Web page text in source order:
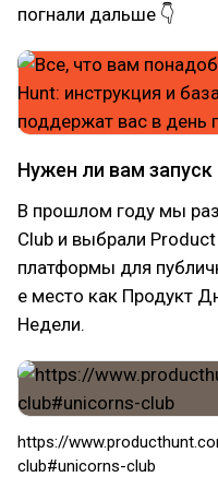
погнали дальше 👇
Нужен ли вам
В прошлом году мы
Club и выбрали
платформы для
е место как Продукт
Недели.
https://
club#unicorns-club